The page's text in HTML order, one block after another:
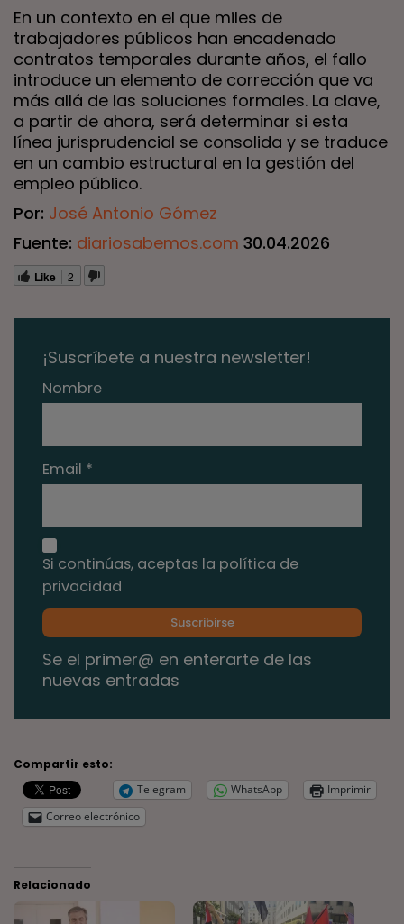
En un contexto en el que miles de
trabajadores públicos han encadenado
contratos temporales durante años, el fallo
introduce un elemento de corrección que va
más allá de las soluciones formales. La clave,
a partir de ahora, será determinar si esta
línea jurisprudencial se consolida y se traduce
en un cambio estructural en la gestión del
empleo público.
Por: José Antonio Gómez
Fuente: diariosabemos.com 30.04.2026
Like 2
¡Suscríbete a nuestra newsletter!
Nombre
Email *
Si continúas, aceptas la política de
privacidad
Se el primer@ en enterarte de las
nuevas entradas
Compartir esto:
Telegram
WhatsApp
Imprimir
Correo electrónico
Relacionado